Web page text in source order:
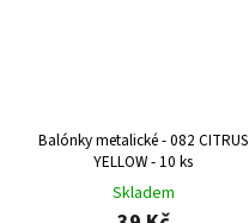
Balónky metalické - 082 CITRUS
YELLOW - 10 ks
Skladem